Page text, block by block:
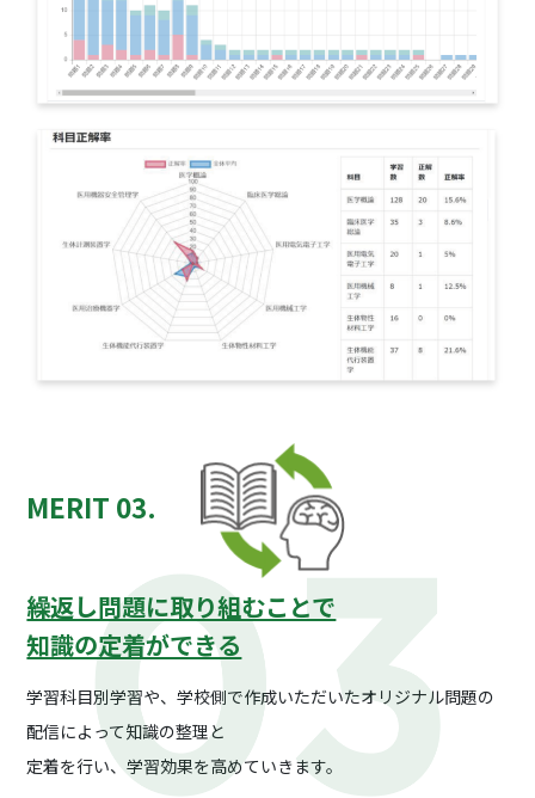
MERIT 03.
繰返し問題に取り組むことで
知識の定着ができる
学習科目別学習や、学校側で作成いただいたオリジナル問題の
配信によって知識の整理と
定着を行い、学習効果を高めていきます。